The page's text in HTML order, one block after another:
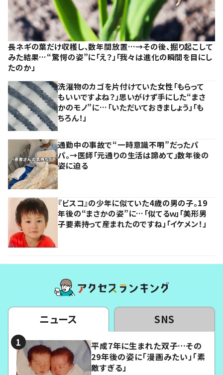
長ネギの葉だけ収穫し、数年間放置…→その後、掘り起こして
みた結果…“驚愕の姿”に「え？」「我々は進化の瞬間を目にし
たのか」
洗濯物のカゴを片付けていた女性「もらって
もいいですよね？」思いがけず手にした“まさ
かのモノ”に…「いただいておきましょう」「も
ちろん！」
通勤中の事故で“一時意識不明”だったパ
パ。→医師「元通りの生活は諦めて」数年後の
姿に迫る
『ビスコ』の少年に似ていた4歳の男の子。19
年後の“まさかの姿”に…「似てるｗ」「美形男
子要素持って産まれたのですね」「イケメン！」
ニュース SNS
平成7年に生まれた双子…その
29年後の姿に「漫画みたい」「素
敵すぎる」